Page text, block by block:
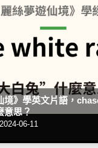
境》學英文片語，
意思？
2024-06-11